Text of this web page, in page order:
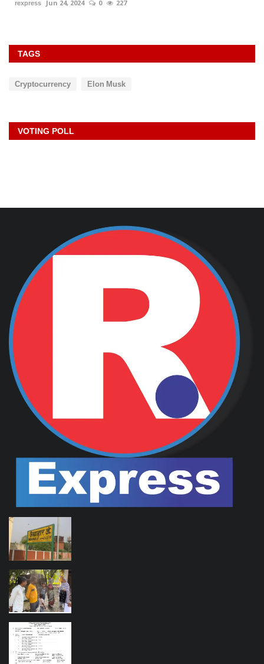
rexpress Jun 24, 2024 0 227
TAGS
Cryptocurrency Elon Musk
VOTING POLL